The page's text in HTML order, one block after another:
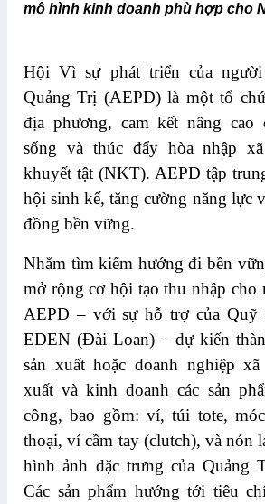
mô hình kinh doanh phù hợp cho
Hội Vì sự phát triển của
Quảng Trị (AEPD) là một tổ
địa phương, cam kết nâng cao
sống và thúc đẩy hòa nhập
khuyết tật (NKT). AEPD tập
hội sinh kế, tăng cường năng lực
đồng bền vững.
Nhằm tìm kiếm hướng đi bền
mở rộng cơ hội tạo thu nhập cho
AEPD – với sự hỗ trợ của Quỹ
EDEN (Đài Loan) – dự kiến
sản xuất hoặc doanh nghiệp
xuất và kinh doanh các sản
công, bao gồm: ví, túi tote,
thoại, ví cầm tay (clutch), và nón
hình ảnh đặc trưng của Quảng
Các sản phẩm hướng tới tiêu